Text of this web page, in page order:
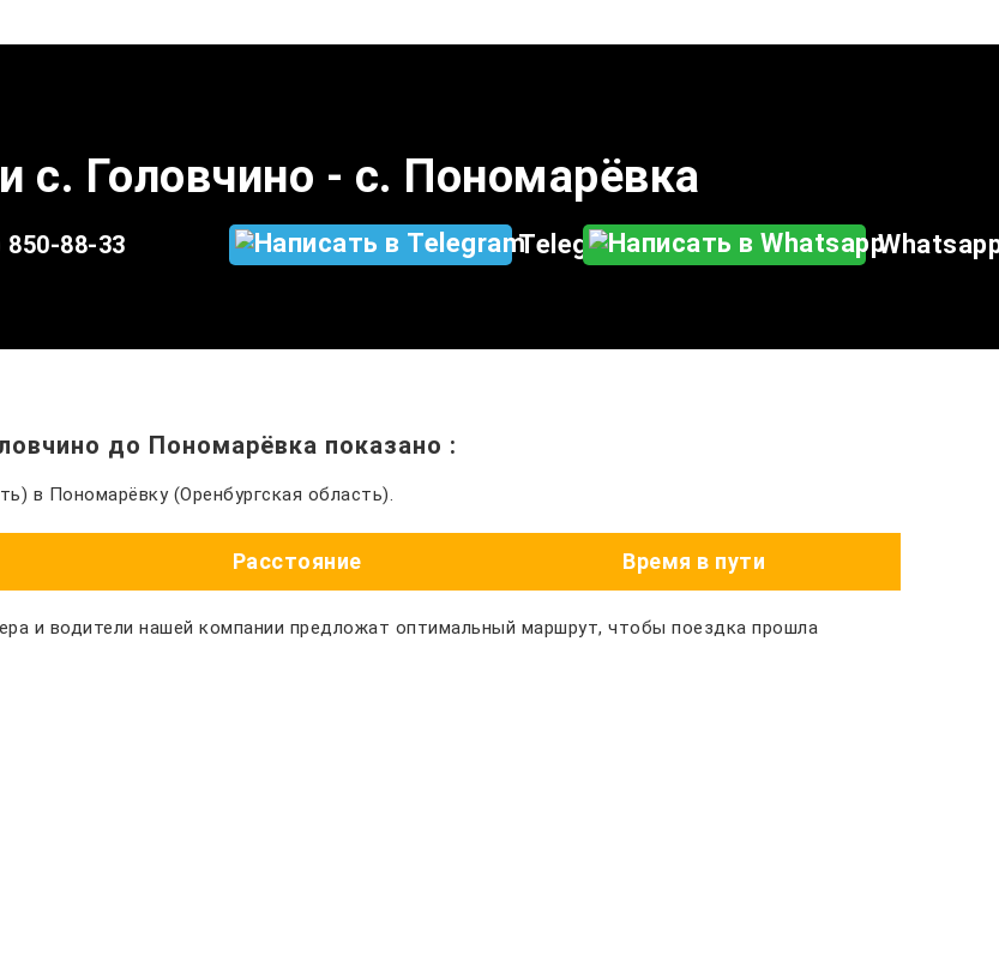
с. Головчино - с. Пономарёвка
850-88-33 Telegram
до Пономарёвка показано :
в Пономарёвку (Оренбургская область).
Расстояние Время в пути
и водители нашей компании предложат оптимальный маршрут, чтобы поездка прошла